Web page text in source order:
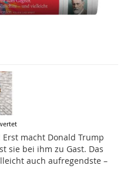
macht Donald Trump
sie bei ihm zu Gast. Das
auch aufregendste –